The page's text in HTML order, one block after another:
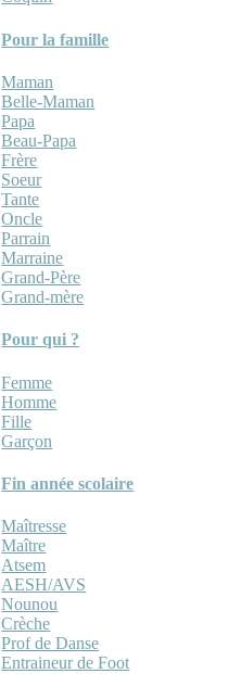
Pour la famille
Maman
Belle-Maman
Papa
Beau-Papa
Frère
Soeur
Tante
Oncle
Parrain
Marraine
Grand-Père
Grand-mère
Pour qui ?
Femme
Homme
Fille
Garçon
Fin année scolaire
Maîtresse
Maître
Atsem
AESH/AVS
Nounou
Crèche
Prof de Danse
Entraineur de Foot